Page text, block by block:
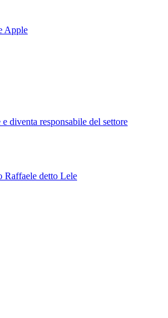
Apple
diventa responsabile del settore
Raffaele detto Lele